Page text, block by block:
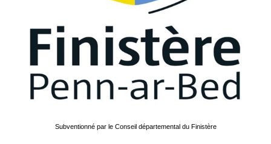
Subventionné par le Conseil départemental du Finistère